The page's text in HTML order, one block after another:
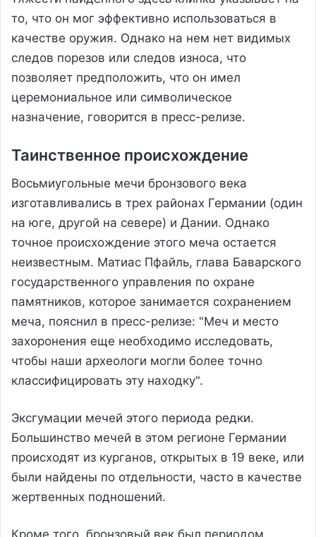
то, что он мог эффективно использоваться в
качестве оружия. Однако на нем нет видимых
следов порезов или следов износа, что
позволяет предположить, что он имел
церемониальное или символическое
назначение, говорится в пресс-релизе.
Таинственное происхождение
Восьмиугольные мечи бронзового века
изготавливались в трех районах Германии (один
на юге, другой на севере) и Дании. Однако
точное происхождение этого меча остается
неизвестным. Матиас Пфайль, глава Баварского
государственного управления по охране
памятников, которое занимается сохранением
меча, пояснил в пресс-релизе: "Меч и место
захоронения еще необходимо исследовать,
чтобы наши археологи могли более точно
классифицировать эту находку".
Эксгумации мечей этого периода редки.
Большинство мечей в этом регионе Германии
происходят из курганов, открытых в 19 веке, или
были найдены по отдельности, часто в качестве
жертвенных подношений.
Кроме того, бронзовый век был периодом